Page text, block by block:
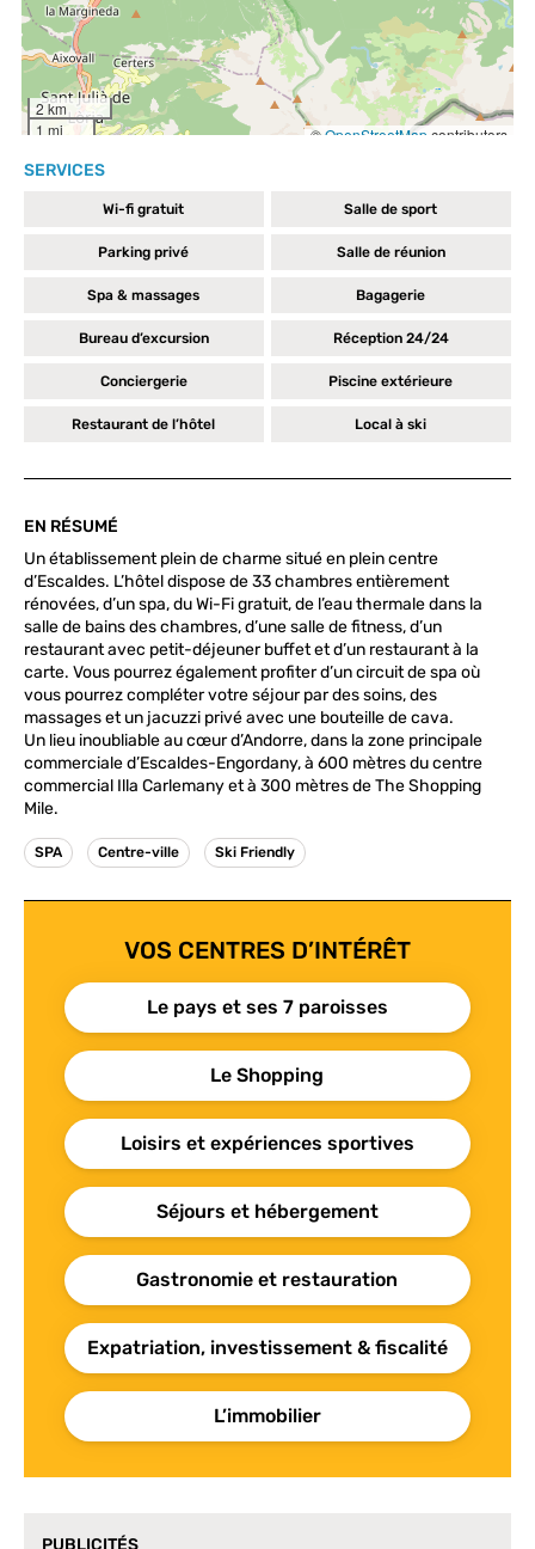
SERVICES
Wi-fi gratuit Salle de sport
Parking privé Salle de réunion
Spa & massages Bagagerie
Bureau d’excursion Réception 24/24
Conciergerie Piscine extérieure
Restaurant de l’hôtel Local à ski
EN RÉSUMÉ
Un établissement plein de charme situé en plein centre
d’Escaldes. L’hôtel dispose de 33 chambres entièrement
rénovées, d’un spa, du Wi-Fi gratuit, de l’eau thermale dans la
salle de bains des chambres, d’une salle de fitness, d’un
restaurant avec petit-déjeuner buffet et d’un restaurant à la
carte. Vous pourrez également profiter d’un circuit de spa où
vous pourrez compléter votre séjour par des soins, des
massages et un jacuzzi privé avec une bouteille de cava.
Un lieu inoubliable au cœur d’Andorre, dans la zone principale
commerciale d’Escaldes-Engordany, à 600 mètres du centre
commercial Illa Carlemany et à 300 mètres de The Shopping
Mile.
SPA Centre-ville Ski Friendly
VOS CENTRES D’INTÉRÊT
Le pays et ses 7 paroisses
Le Shopping
Loisirs et expériences sportives
Séjours et hébergement
Gastronomie et restauration
Expatriation, investissement & fiscalité
L’immobilier